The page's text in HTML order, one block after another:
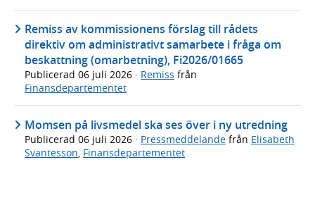
Remiss av kommissionens förslag till rådets
direktiv om administrativt samarbete i fråga om
beskattning (omarbetning), Fi2026/01665
Publicerad 06 juli 2026 · Remiss från
Finansdepartementet
Momsen på livsmedel ska ses över i ny utredning
Publicerad 06 juli 2026 · Pressmeddelande från Elisabeth
Svantesson Finansdepartementet